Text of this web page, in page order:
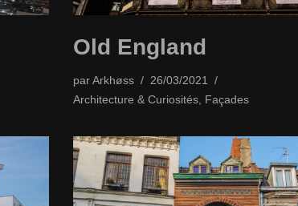
Old England
parArkhøss
26/03/2021
Architecture & Curiosités, Façades